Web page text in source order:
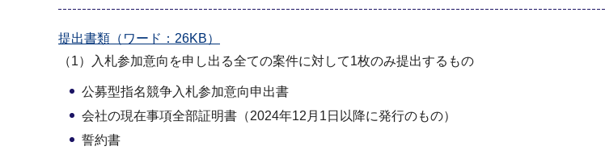
提出書類（ワード：26KB）
（1）入札参加意向を申し出る全ての案件に対して1枚のみ提出するもの
公募型指名競争入札参加意向申出書
会社の現在事項全部証明書（2024年12月1日以降に発行のもの）
誓約書